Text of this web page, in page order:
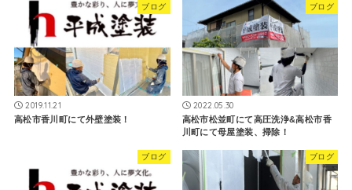
ブログ
2019.11.21
高松市香川町にて外壁塗装！
ブログ
2022.05.30
高松市松並町にて高圧洗浄&高松市香
川町にて母屋塗装、掃除！
ブログ ブログ